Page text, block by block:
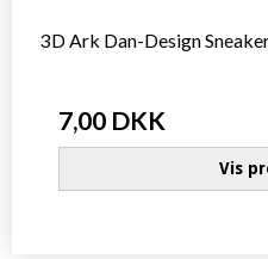
3D Ark Dan-Design
7,00 DKK
Vis